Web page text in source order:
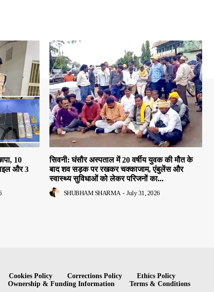
10
और 3
सिवनी: घंसौर अस्पताल में 20 वर्षीय युवक की मौत के
बाद शव सड़क पर रखकर चक्काजाम, एंबुलेंस और
स्वास्थ्य सुविधाओं को लेकर परिजनों का...
SHUBHAM SHARMA - July 31, 2026
Cookies Policy Corrections Policy
Ethics Policy
Ownership & Funding Information Terms & Conditions